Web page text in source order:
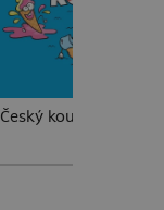
Český koupák